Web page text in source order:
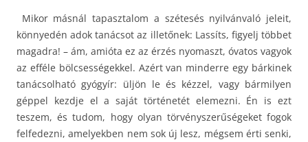
Mikor másnál tapasztalom a szétesés nyilvánvaló jeleit,
könnyedén adok tanácsot az illetőnek: Lassíts, figyelj többet
magadra! – ám, amióta ez az érzés nyomaszt, óvatos vagyok
az efféle bölcsességekkel. Azért van minderre egy bárkinek
tanácsolható gyógyír: üljön le és kézzel, vagy bármilyen
géppel kezdje el a saját történetét elemezni. Én is ezt
teszem, és tudom, hogy olyan törvényszerűségeket fogok
felfedezni, amelyekben nem sok új lesz, mégsem érti senki,